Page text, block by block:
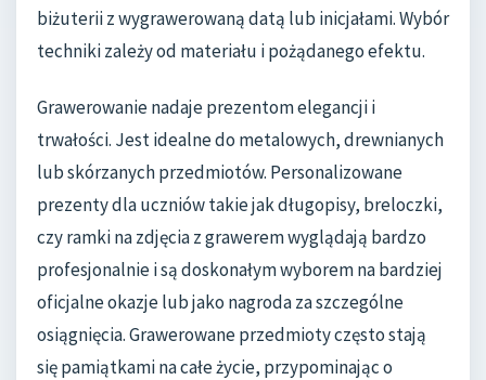
biżuterii z wygrawerowaną datą lub inicjałami. Wybór
techniki zależy od materiału i pożądanego efektu.
Grawerowanie nadaje prezentom elegancji i
trwałości. Jest idealne do metalowych, drewnianych
lub skórzanych przedmiotów. Personalizowane
prezenty dla uczniów takie jak długopisy, breloczki,
czy ramki na zdjęcia z grawerem wyglądają bardzo
profesjonalnie i są doskonałym wyborem na bardziej
oficjalne okazje lub jako nagroda za szczególne
osiągnięcia. Grawerowane przedmioty często stają
się pamiątkami na całe życie, przypominając o